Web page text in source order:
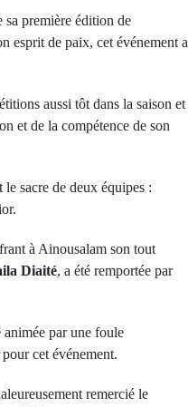
sa première édition de
esprit de paix, cet événement a
aussi tôt dans la saison et
et de la compétence de son
sacre de deux équipes :
à Ainousalam son tout
Diaité, a été remportée par
animée par une foule
cet événement.
remercié le